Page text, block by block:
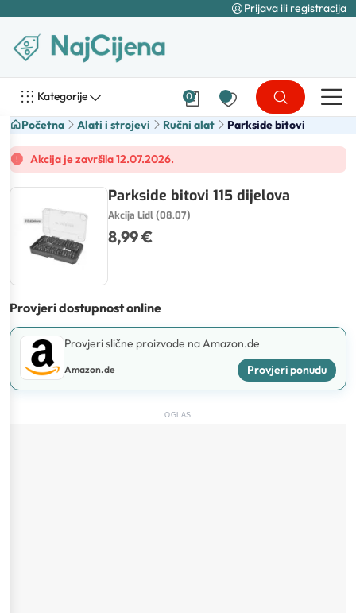
Prijava ili registracija
Kategorije 0
Početna Alati i strojevi Ručni alat Parkside bitovi
Akcija je završila 12.07.2026.
Parkside bitovi 115 dijelova
Akcija Lidl (08.07)
8,99 €
Provjeri dostupnost online
Provjeri slične proizvode na Amazon.de
Amazon.de Provjeri ponudu
OGLAS